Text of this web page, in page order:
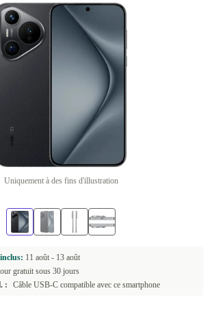
Uniquement à des fins d'illustration
11 août - 13 août
gratuit sous 30 jours
:
Câble USB-C compatible avec ce smartphone